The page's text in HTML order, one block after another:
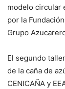
modelo circular
por la
Grupo
El segundo
de la caña de
CENICAÑA y